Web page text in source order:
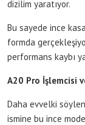
dizilim yaratıyor.
Bu sayede ince
formda
performans kaybı
A20 Pro İşlemcisi
Daha evvelki
ismine bu ince